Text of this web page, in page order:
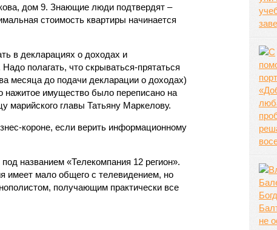
дом 9. Знающие люди подтвердят –
стоимость квартиры начинается
в декларациях о доходах и
полагать, что скрываться-прятаться
месяца до подачи декларации о доходах)
имущество было переписано на
марийского главы Татьяну Маркелову.
короне, если верить информационному
названием «Телекомпания 12 регион».
имеет мало общего с телевидением, но
получающим практически все